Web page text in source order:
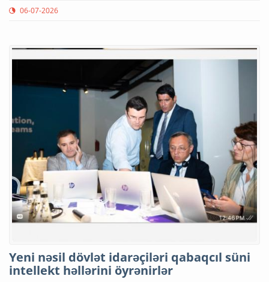
06-07-2026
Yeni nəsil dövlət idarəçiləri qabaqcıl süni
intellekt həllərini öyrənirlər